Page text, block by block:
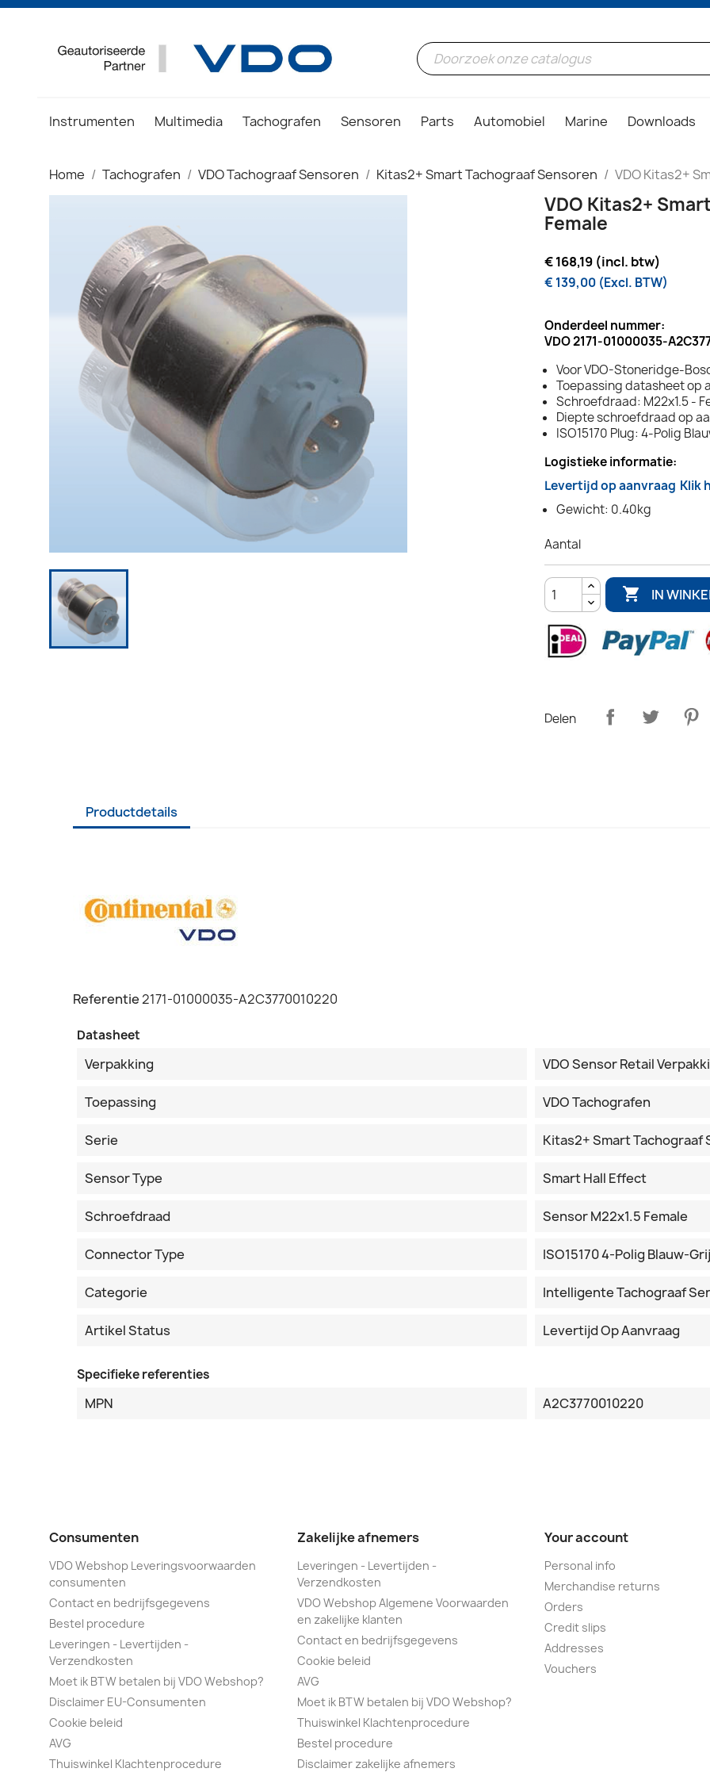
Instrumenten Multimedia Tachografen Sensoren Parts Automobiel Marine Downloads
Home Tachografen VDO Tachograaf Sensoren Kitas2+ Smart Tachograaf Sensoren VDO Kitas2+
VDO Kitas2+
Female
€ 168,19 (incl. btw)
€ 139,00 (Excl. BTW)
Onderdeel nummer:
VDO 2171-01000035-
Voor VDO-Stoneridge-
Toepassing datasheet op
Schroefdraad: M22x1.5 -
Diepte schroefdraad op
ISO15170 Plug: 4-Polig
Logistieke informatie:
Levertijd op aanvraag Klik
Gewicht: 0.40kg
Aantal
 IN
Delen
Productdetails
Referentie2171-01000035-A2C3770010220
Datasheet
Verpakking VDO Sensor Retail
Toepassing VDO Tachografen
Serie Kitas2+ Smart Tachograaf
Sensor Type Smart Hall Effect
Schroefdraad Sensor M22x1.5 Female
Connector Type ISO15170 4-Polig Blauw-
Categorie Intelligente Tachograaf
Artikel Status Levertijd Op Aanvraag
Specifieke referenties
MPN A2C3770010220
Consumenten
VDO Webshop Leveringsvoorwaarden
consumenten
Contact en bedrijfsgegevens
Bestel procedure
Leveringen - Levertijden -
Verzendkosten
Moet ik BTW betalen bij VDO Webshop?
Disclaimer EU-Consumenten
Cookie beleid
AVG
Thuiswinkel Klachtenprocedure
Zakelijke afnemers
Leveringen - Levertijden -
Verzendkosten
VDO Webshop Algemene Voorwaarden
en zakelijke klanten
Contact en bedrijfsgegevens
Cookie beleid
AVG
Moet ik BTW betalen bij VDO Webshop?
Thuiswinkel Klachtenprocedure
Bestel procedure
Disclaimer zakelijke afnemers
Your account
Personal info
Merchandise returns
Orders
Credit slips
Addresses
Vouchers